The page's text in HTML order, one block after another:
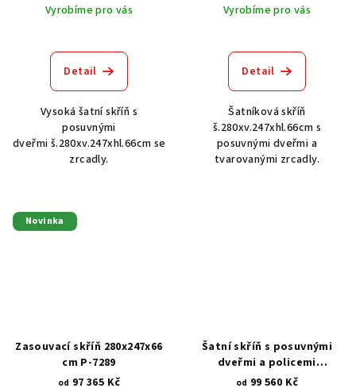
Vyrobíme pro vás
Detail
Vysoká šatní skříň s
posuvnými
dveřmi š.280xv.247xhl.66cm se
zrcadly.
Vyrobíme pro vás
Detail
Šatníková skříň
š.280xv.247xhl.66cm s
posuvnými dveřmi a
tvarovanými zrcadly.
Novinka
Zasouvací skříň 280x247x66
cm P-7289
od 97 365 Kč
Šatní skříň s posuvnými
dveřmi a policemi
280x247x66 cm P-7280
od 99 560 Kč